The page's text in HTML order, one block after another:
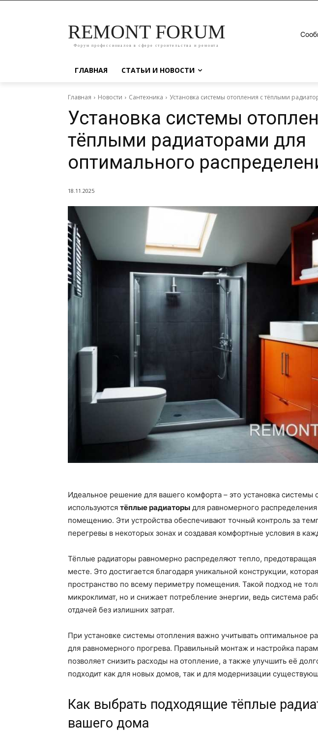
REMONT FORUM
Форум профессионалов в сфере строительства и ремонта
ГЛАВНАЯ СТАТЬИ И НОВОСТИ
Главная Новости Сантехника Установка системы отопления с тёплыми
Установка системы
тёплыми радиаторами для
оптимального
18.11.2025
Идеальное решение для вашего комфорта – это установка системы
используются тёплые радиаторы для равномерного
помещению. Эти устройства обеспечивают точный контроль за
перегревы в некоторых зонах и создавая комфортные условия в
Тёплые радиаторы равномерно распределяют тепло,
месте. Это достигается благодаря уникальной конструкции,
пространство по всему периметру помещения. Такой подход не
микроклимат, но и снижает потребление энергии, ведь система
отдачей без излишних затрат.
При установке системы отопления важно учитывать оптимальное
для равномерного прогрева. Правильный монтаж и настройка
позволяет снизить расходы на отопление, а также улучшить её
подходит как для новых домов, так и для модернизации
Как выбрать подходящие тёплые
вашего дома